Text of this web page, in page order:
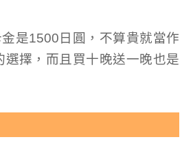
是1500日圓，不算貴就當作
選擇，而且買十晚送一晚也是